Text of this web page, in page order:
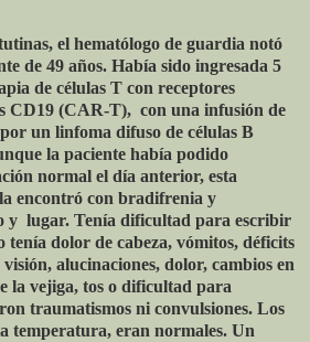
el hematólogo de guardia notó
de 49 años. Había sido ingresada 5
de células T con receptores
CD19 (CAR-T), con una infusión de
un linfoma difuso de células B
la paciente había podido
normal el día anterior, esta
encontró con bradifrenia y
y lugar. Tenía dificultad para escribir
tenía dolor de cabeza, vómitos, déficits
alucinaciones, dolor, cambios en
la vejiga, tos o dificultad para
traumatismos ni convulsiones. Los
temperatura, eran normales. Un